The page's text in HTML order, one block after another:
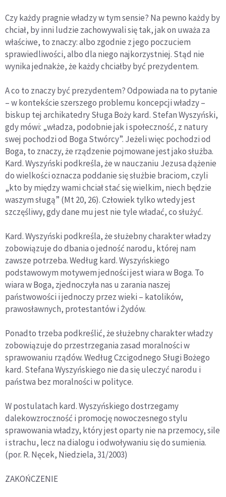
Czy każdy pragnie władzy w tym sensie? Na pewno każdy by
chciał, by inni ludzie zachowywali się tak, jak on uważa za
właściwe, to znaczy: albo zgodnie z jego poczuciem
sprawiedliwości, albo dla niego najkorzystniej. Stąd nie
wynika jednakże, że każdy chciałby być prezydentem.
A co to znaczy być prezydentem? Odpowiada na to pytanie
– w kontekście szerszego problemu koncepcji władzy –
biskup tej archikatedry Sługa Boży kard. Stefan Wyszyński,
gdy mówi: „władza, podobnie jak i społeczność, z natury
swej pochodzi od Boga Stwórcy”. Jeżeli więc pochodzi od
Boga, to znaczy, że rządzenie pojmowane jest jako służba.
Kard. Wyszyński podkreśla, że w nauczaniu Jezusa dążenie
do wielkości oznacza poddanie się służbie braciom, czyli
„kto by między wami chciał stać się wielkim, niech będzie
waszym sługą” (Mt 20, 26). Człowiek tylko wtedy jest
szczęśliwy, gdy dane mu jest nie tyle władać, co służyć.
Kard. Wyszyński podkreśla, że służebny charakter władzy
zobowiązuje do dbania o jedność narodu, której nam
zawsze potrzeba. Według kard. Wyszyńskiego
podstawowym motywem jedności jest wiara w Boga. To
wiara w Boga, zjednoczyła nas u zarania naszej
państwowości i jednoczy przez wieki – katolików,
prawosławnych, protestantów i Żydów.
Ponadto trzeba podkreślić, że służebny charakter władzy
zobowiązuje do przestrzegania zasad moralności w
sprawowaniu rządów. Według Czcigodnego Sługi Bożego
kard. Stefana Wyszyńskiego nie da się uleczyć narodu i
państwa bez moralności w polityce.
W postulatach kard. Wyszyńskiego dostrzegamy
dalekowzroczność i promocję nowoczesnego stylu
sprawowania władzy, który jest oparty nie na przemocy, sile
i strachu, lecz na dialogu i odwoływaniu się do sumienia.
(por. R. Nęcek, Niedziela, 31/2003)
ZAKOŃCZENIE